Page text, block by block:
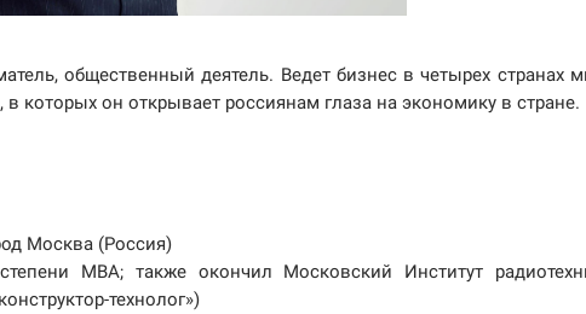
общественный деятель. Ведет бизнес в четырех странах
которых он открывает россиянам глаза на экономику в стране.
Москва (Россия)
MBA; также окончил Московский Институт
технолог»)